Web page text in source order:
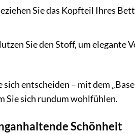
Sie das Kopfteil Ihres
Sie den Stoff, um elegante
sich entscheiden – mit dem
Sie sich rundum wohlfühlen.
Schönheit